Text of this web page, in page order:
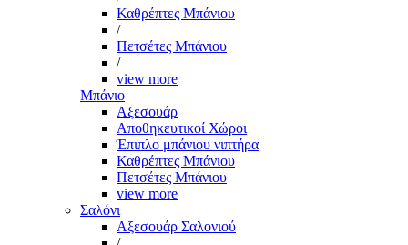
Καθρέπτες Μπάνιου
/
Πετσέτες Μπάνιου
/
view more
Μπάνιο
Αξεσουάρ
Αποθηκευτικοί Χώροι
Έπιπλο μπάνιου νιπτήρα
Καθρέπτες Μπάνιου
Πετσέτες Μπάνιου
view more
Σαλόνι
Αξεσουάρ Σαλονιού